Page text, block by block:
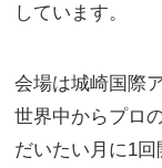
しています。
会場は城崎国際
世界中からプロ
だいたい月に1回